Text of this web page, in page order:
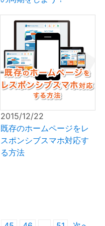
2015/12/22
既存のホームページをレ
スポンシブスマホ対応す
る方法